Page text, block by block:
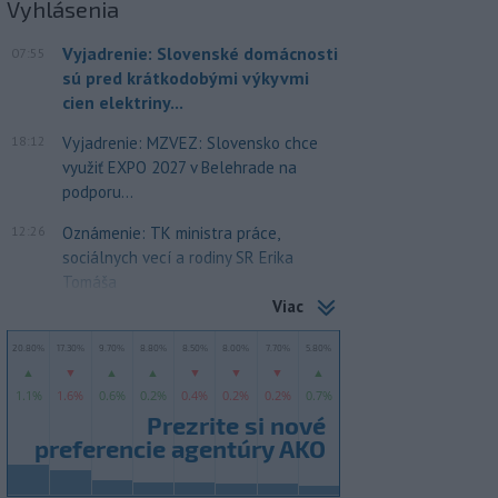
Vyhlásenia
07:55
Vyjadrenie: Slovenské domácnosti
sú pred krátkodobými výkyvmi
cien elektriny...
18:12
Vyjadrenie: MZVEZ: Slovensko chce
využiť EXPO 2027 v Belehrade na
podporu...
12:26
Oznámenie: TK ministra práce,
sociálnych vecí a rodiny SR Erika
Tomáša
Viac